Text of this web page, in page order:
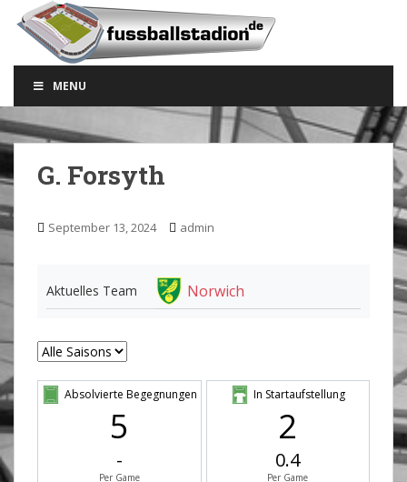
o
m
a
i
c
n
e
t
MENU
G. Forsyth
September 13, 2024 admin
Aktuelles Team Norwich
Absolvierte Begegnungen
5
-
Per Game
In Startaufstellung
2
0.4
Per Game